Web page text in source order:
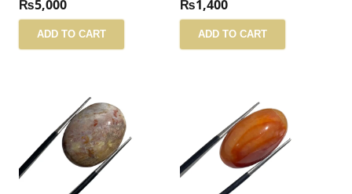
₨5,000
ADD TO CART
₨1,400
ADD TO CART